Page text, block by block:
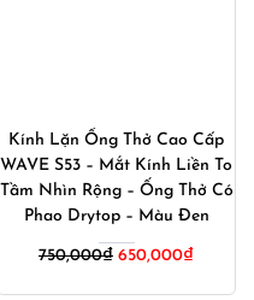
Kính Lặn Ống Thở Cao Cấp
WAVE S53 – Mắt Kính Liền To
Tầm Nhìn Rộng – Ống Thở Có
Phao Drytop – Màu Đen
750,000₫ Giá
650,000₫Giá